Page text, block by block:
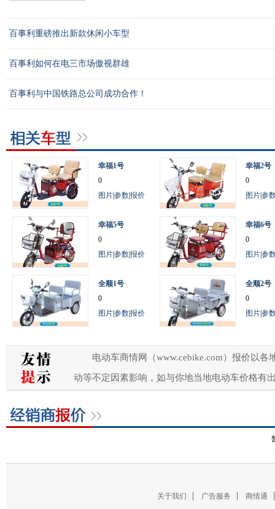
百事利重磅推出新款休闲小车型
百事利如何在电三市场傲视群雄
百事利与中国铁路总公司成功合作！
幸福1号
0
图片参数报价
幸福2号
0
图片参
幸福5号
0
图片参数报价
幸福6号
0
图片参
全顺1号
0
图片参数报价
全顺2号
0
图片参
电动车商情网（www.cebike.com）报价以
动等不定因素影响，如与你地当地电动车价格有
关于我们 广告服务 商情通